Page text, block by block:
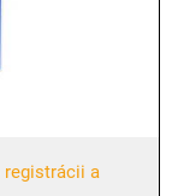
registrácii a